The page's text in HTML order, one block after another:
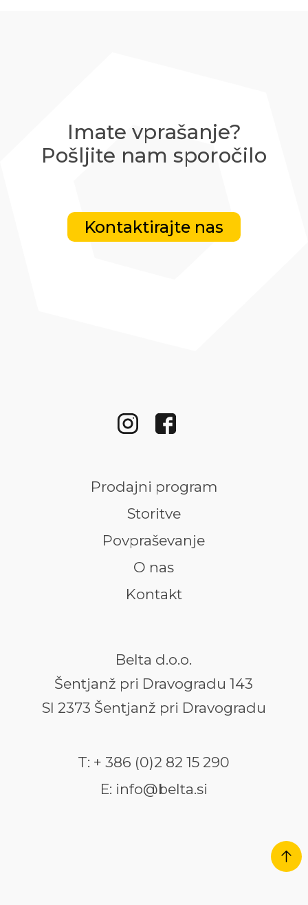
Imate vprašanje?
Pošljite nam sporočilo
Kontaktirajte nas
Prodajni program
Storitve
Povpraševanje
O nas
Kontakt
Belta d.o.o.
Šentjanž pri Dravogradu 143
SI 2373 Šentjanž pri Dravogradu
T: + 386 (0)2 82 15 290
E: info@belta.si